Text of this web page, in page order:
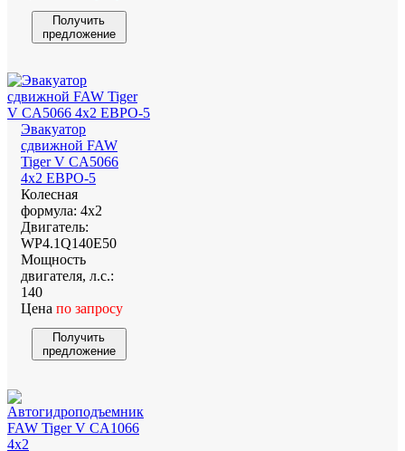
Получить
предложение
Эвакуатор
сдвижной FAW
Tiger V CA5066
4x2 ЕВРО-5
Колесная
формула: 4х2
Двигатель:
WP4.1Q140E50
Мощность
двигателя, л.с.:
140
Цена по запросу
Получить
предложение